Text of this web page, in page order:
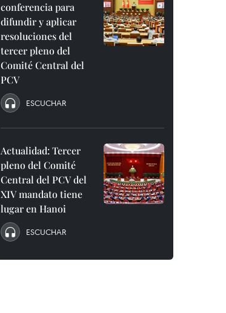
conferencia para
difundir y aplicar
resoluciones del
tercer pleno del
Comité Central del
PCV
ESCUCHAR
Actualidad: Tercer
pleno del Comité
Central del PCV del
XIV mandato tiene
lugar en Hanoi
ESCUCHAR